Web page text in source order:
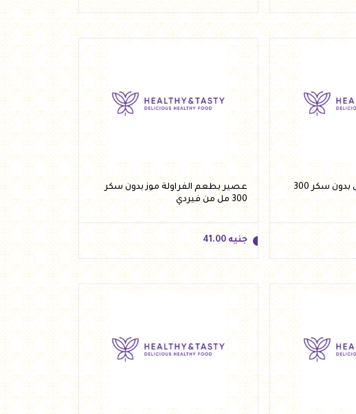
جنيه 41.00
عصير بطعم الاناناس بدون سكر 300
عصير بطعم الفراولة موز بدون سكر
300 مل من فيردي
جنيه 41.00
جنيه 41.00